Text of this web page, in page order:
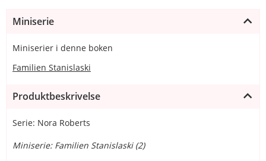
Miniserie
Miniserier i denne boken
Familien Stanislaski
Produktbeskrivelse
Serie: Nora Roberts
Miniserie: Familien Stanislaski (2)